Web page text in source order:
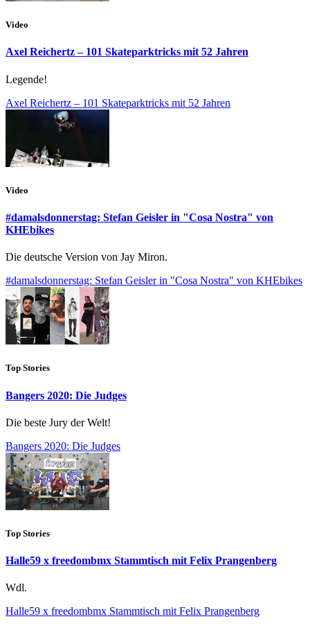
Video
Axel Reichertz – 101 Skateparktricks mit 52 Jahren
Legende!
Axel Reichertz – 101 Skateparktricks mit 52 Jahren
Video
#damalsdonnerstag: Stefan Geisler in "Cosa Nostra" von
KHEbikes
Die deutsche Version von Jay Miron.
#damalsdonnerstag: Stefan Geisler in "Cosa Nostra" von KHEbikes
Top Stories
Bangers 2020: Die Judges
Die beste Jury der Welt!
Bangers 2020: Die Judges
Top Stories
Halle59 x freedombmx Stammtisch mit Felix Prangenberg
Wdl.
Halle59 x freedombmx Stammtisch mit Felix Prangenberg